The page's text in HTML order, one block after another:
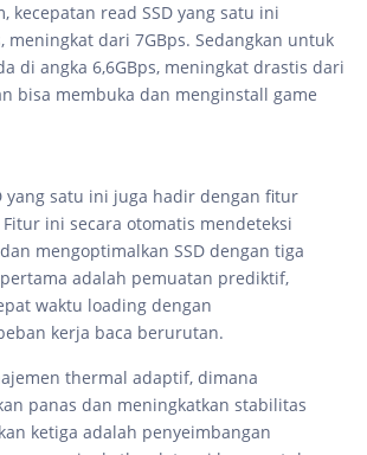
kecepatan read SSD yang satu ini
meningkat dari 7GBps. Sedangkan untuk
di angka 6,6GBps, meningkat drastis dari
bisa membuka dan menginstall game
yang satu ini juga hadir dengan fitur
ini secara otomatis mendeteksi
mengoptimalkan SSD dengan tiga
adalah pemuatan prediktif,
waktu loading dengan
kerja baca berurutan.
thermal adaptif, dimana
panas dan meningkatkan stabilitas
ketiga adalah penyeimbangan